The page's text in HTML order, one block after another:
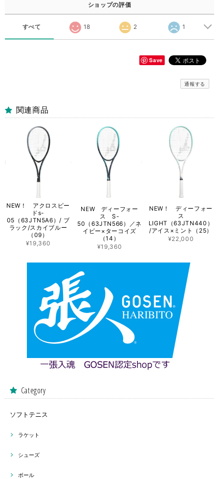
ショップの評価
すべて 18 2 1
Save
通報する
関連商品
NEW！ アクロスピー
ドs-
05（63JTN5A6）/ ブ
ラック/スカイブルー
（09）
¥19,360
NEW ディーフォー
ス S-
50（63JTN566）／ネ
イビー×ターコイズ
（14）
¥19,360
NEW！ ディーフォー
ス
LIGHT（63JTN440）
/アイス×ミント（25）
¥22,000
Category
ソフトテニス
ラケット
シューズ
ボール